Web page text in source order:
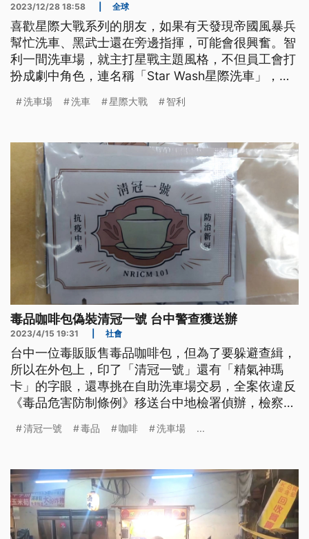
2023/12/28 18:58 全球
喜歡星際大戰系列的朋友，如果有天發現帝國風暴兵
幫忙洗車、黑武士還在旁邊指揮，可能會很興奮。智
利一間洗車場，就主打星戰主題風格，不但員工會打
扮成劇中角色，連名稱「Star Wash星際洗車」，都
戰所屬的盧卡斯影業，最近就控告星際洗車涉嫌抄
洗車場 洗車 星際大戰 智利
毒品咖啡包偽裝清冠一號 台中警查獲送辦
2023/4/15 19:31 社會
台中一位毒販販售毒品咖啡包，但為了要躲避查緝，
所以在外包上，印了「清冠一號」還有「精氣神瑪
卡」的字眼，還專挑在自助洗車場交易，全案依違反
《毒品危害防制條例》移送台中地檢署偵辦，檢察官
清冠一號 毒品 咖啡 洗車場 ...